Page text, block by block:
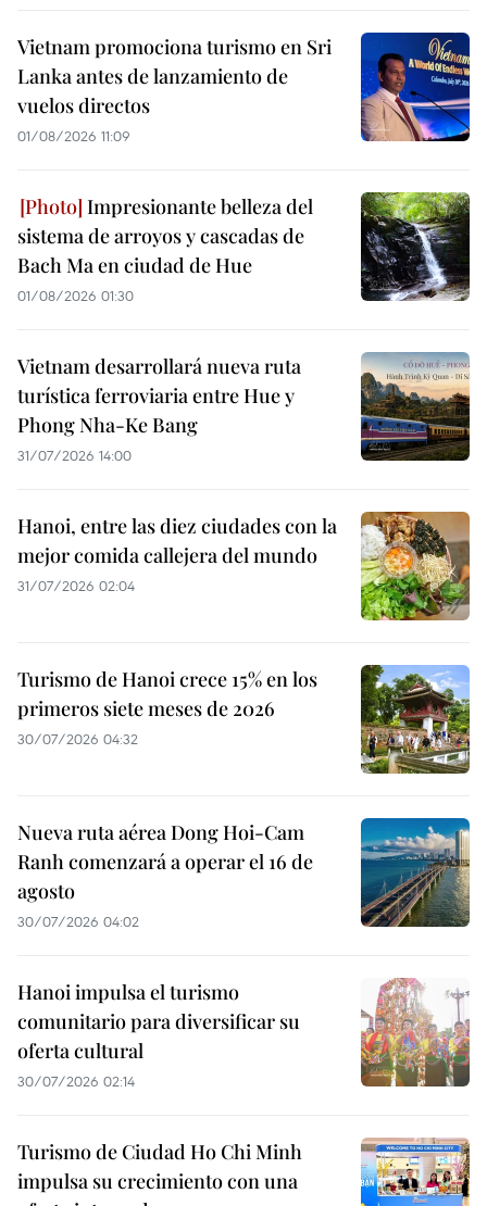
Vietnam promociona turismo en Sri
Lanka antes de lanzamiento de
vuelos directos
01/08/2026 11:09
Impresionante belleza del
sistema de arroyos y cascadas de
Bach Ma en ciudad de Hue
01/08/2026 01:30
Vietnam desarrollará nueva ruta
turística ferroviaria entre Hue y
Phong Nha-Ke Bang
31/07/2026 14:00
Hanoi, entre las diez ciudades con la
mejor comida callejera del mundo
31/07/2026 02:04
Turismo de Hanoi crece 15% en los
primeros siete meses de 2026
30/07/2026 04:32
Nueva ruta aérea Dong Hoi-Cam
Ranh comenzará a operar el 16 de
agosto
30/07/2026 04:02
Hanoi impulsa el turismo
comunitario para diversificar su
oferta cultural
30/07/2026 02:14
Turismo de Ciudad Ho Chi Minh
impulsa su crecimiento con una